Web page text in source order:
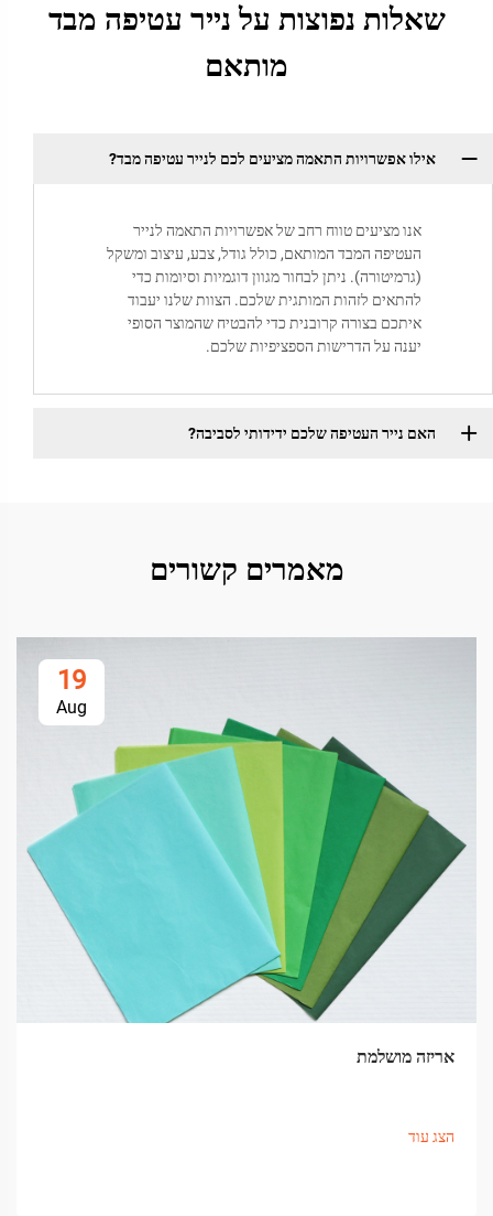
שאלות נפוצות על נייר עטיפה מבד
מותאם
אילו אפשרויות התאמה מציעים לכם לנייר עטיפה מבד?
אנו מציעים טווח רחב של אפשרויות התאמה לנייר
העטיפה המבד המותאם, כולל גודל, צבע, עיצוב ומשקל
(גרמיטורה). ניתן לבחור מגוון דוגמיות וסיומות כדי
להתאים לזהות המותגית שלכם. הצוות שלנו יעבוד
איתכם בצורה קרובנית כדי להבטיח שהמוצר הסופי
יענה על הדרישות הספציפיות שלכם.
האם נייר העטיפה שלכם ידידותי לסביבה?
מאמרים קשורים
19
Aug
אריזה מושלמת
הצג עוד